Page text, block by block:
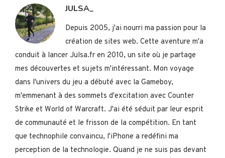
JULSA_
Depuis 2005, j'ai nourri ma passion pour la
création de sites web. Cette aventure m'a
conduit à lancer Julsa.fr en 2010, un site où je partage
mes découvertes et sujets m'intéressant. Mon voyage
dans l'univers du jeu a débuté avec la Gameboy,
m'emmenant à des sommets d'excitation avec Counter
Strike et World of Warcraft. J'ai été séduit par leur esprit
de communauté et le frisson de la compétition. En tant
que technophile convaincu, l'iPhone a redéfini ma
perception de la technologie. Quand je ne suis pas devant